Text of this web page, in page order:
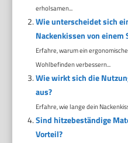
erholsamen...
Wie unterscheidet sich
Nackenkissen von einem
Erfahre, warum ein
Wohlbefinden verbessern...
Wie wirkt sich die
aus?
Erfahre, wie lange dein
Sind hitzebeständige
Vorteil?